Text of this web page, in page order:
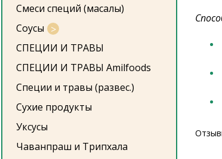
Смеси специй (масалы)
Соусы
СПЕЦИИ И ТРАВЫ
СПЕЦИИ И ТРАВЫ Amilfoods
Специи и травы (развес.)
Сухие продукты
Уксусы
Чаванпраш и Трипхала